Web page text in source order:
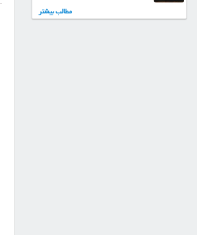
مطالب بیشتر